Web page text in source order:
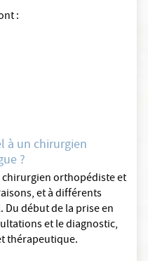
:
à un chirurgien
?
orthopédiste et
et à différents
début de la prise en
et le diagnostic,
thérapeutique.